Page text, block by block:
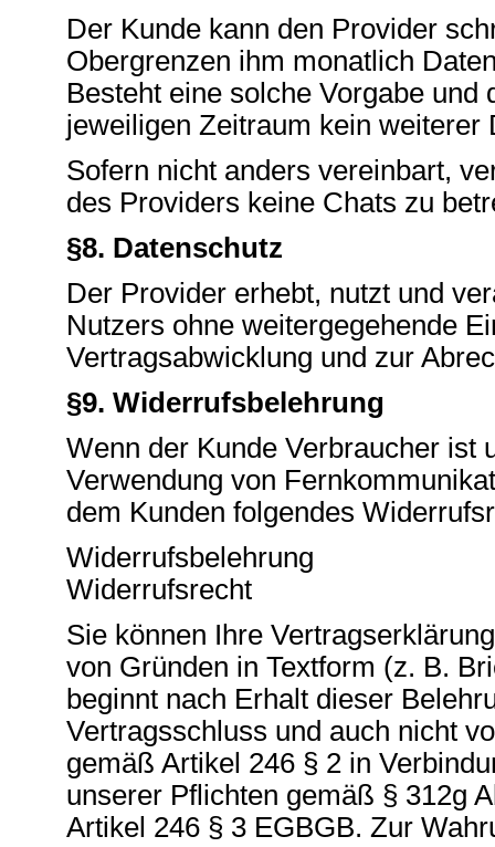
Der Kunde kann den Provider
Obergrenzen ihm monatlich
Besteht eine solche Vorgabe
jeweiligen Zeitraum kein weiterer
Sofern nicht anders vereinbart,
des Providers keine Chats zu
§8. Datenschutz
Der Provider erhebt, nutzt und
Nutzers ohne weitergegehende
Vertragsabwicklung und zur
§9. Widerrufsbelehrung
Wenn der Kunde Verbraucher ist
Verwendung von
dem Kunden folgendes
Widerrufsbelehrung
Widerrufsrecht
Sie können Ihre
von Gründen in Textform (z. B.
beginnt nach Erhalt dieser
Vertragsschluss und auch nicht
gemäß Artikel 246 § 2 in
unserer Pflichten gemäß § 312g
Artikel 246 § 3 EGBGB. Zur